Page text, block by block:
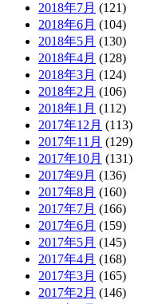
2018年7月 (121)
2018年6月 (104)
2018年5月 (130)
2018年4月 (128)
2018年3月 (124)
2018年2月 (106)
2018年1月 (112)
2017年12月 (113)
2017年11月 (129)
2017年10月 (131)
2017年9月 (136)
2017年8月 (160)
2017年7月 (166)
2017年6月 (159)
2017年5月 (145)
2017年4月 (168)
2017年3月 (165)
2017年2月 (146)